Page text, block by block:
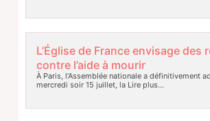
L’Église de France envisage des
contre l’aide à mourir
À Paris, l’Assemblée nationale a définitivement
mercredi soir 15 juillet, laLire plus…